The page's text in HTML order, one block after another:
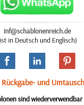
inf@schablonenreich.de
in Deutsch und Englisch)
und
sind